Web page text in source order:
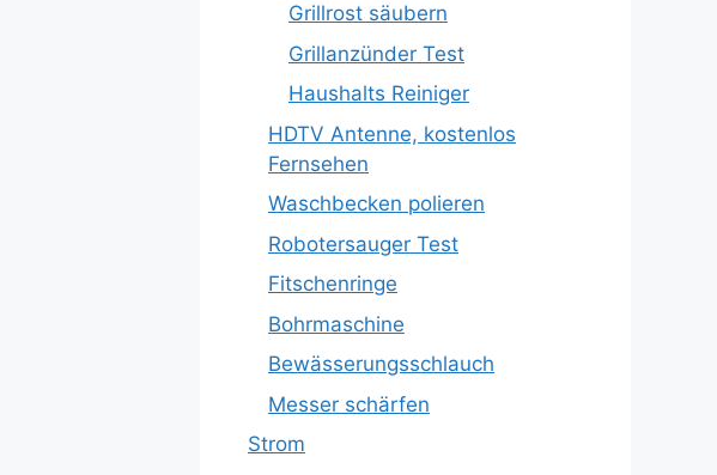
Grillrost säubern
Grillanzünder Test
Haushalts Reiniger
HDTV Antenne, kostenlos
Fernsehen
Waschbecken polieren
Robotersauger Test
Fitschenringe
Bohrmaschine
Bewässerungsschlauch
Messer schärfen
Strom